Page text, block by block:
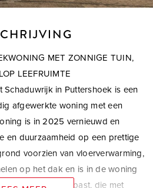
MET ZONNIGE TUIN,
LEEFRUIMTE
in Puttershoek is een
afgewerkte woning met een
is in 2025 vernieuwd en
en duurzaamheid op een prettige
voorzien van vloerverwarming,
op het dak en is in de woning
toegepast, die met